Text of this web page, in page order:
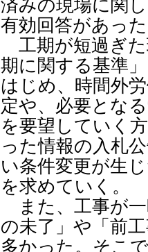
済みの現場に関
有効回答があっ
工期が短過ぎた
期に関する基準
はじめ、時間外
定や、必要とな
を要望していく
った情報の入札
い条件変更が生
を求めていく。
また、工事が一
の未了」や「前
多かった。そこ